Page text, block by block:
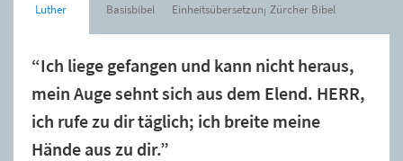
Luther Basisbibel Einheitsübersetzung Zürcher Bibel
“Ich liege gefangen und kann nicht heraus,
mein Auge sehnt sich aus dem Elend. HERR,
ich rufe zu dir täglich; ich breite meine
Hände aus zu dir.”